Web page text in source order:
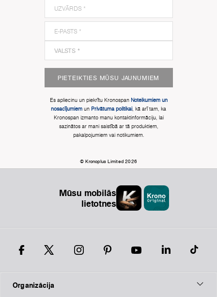
PIETEIKTIES MŪSU JAUNUMIEM
Es apliecinu un piekrītu Kronospan Noteikumiem un
nosacījumiem un Privātuma politikai, kā arī tam, ka
Kronospan izmanto manu kontaktinformāciju, lai
sazinātos ar mani saistībā ar tā produktiem,
pakalpojumiem vai notikumiem.
© Kronoplus Limited 2026
Mūsu mobilās
lietotnes
Organizācija